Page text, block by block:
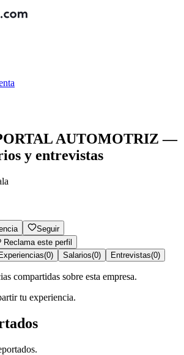
AUTOMOTRIZ —
y entrevistas
Seguir
este perfil
Experiencias(0) Salarios(0) Entrevistas(0)
compartidas sobre esta empresa.
tu experiencia.